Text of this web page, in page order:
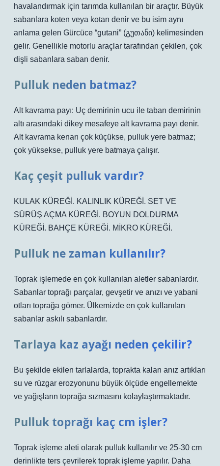
havalandırmak için tarımda kullanılan bir araçtır. Büyük
sabanlara koten veya kotan denir ve bu isim aynı
anlama gelen Gürcüce “gutani” (გუთანი) kelimesinden
gelir. Genellikle motorlu araçlar tarafından çekilen, çok
dişli sabanlara saban denir.
Pulluk neden batmaz?
Alt kavrama payı: Uç demirinin ucu ile taban demirinin
altı arasındaki dikey mesafeye alt kavrama payı denir.
Alt kavrama kenarı çok küçükse, pulluk yere batmaz;
çok yüksekse, pulluk yere batmaya çalışır.
Kaç çeşit pulluk vardır?
KULAK KÜREĞİ. KALINLIK KÜREĞİ. SET VE
SÜRÜŞ AÇMA KÜREĞİ. BOYUN DOLDURMA
KÜREĞİ. BAHÇE KÜREĞİ. MİKRO KÜREĞİ.
Pulluk ne zaman kullanılır?
Toprak işlemede en çok kullanılan aletler sabanlardır.
Sabanlar toprağı parçalar, gevşetir ve anızı ve yabani
otları toprağa gömer. Ülkemizde en çok kullanılan
sabanlar askılı sabanlardır.
Tarlaya kaz ayağı neden çekilir?
Bu şekilde ekilen tarlalarda, toprakta kalan anız artıkları
su ve rüzgar erozyonunu büyük ölçüde engellemekte
ve yağışların toprağa sızmasını kolaylaştırmaktadır.
Pulluk toprağı kaç cm işler?
Toprak işleme aleti olarak pulluk kullanılır ve 25-30 cm
derinlikte ters çevrilerek toprak işleme yapılır. Daha